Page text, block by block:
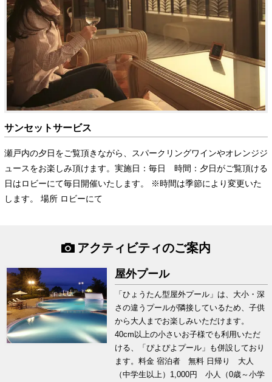
サンセットサービス
瀬戸内の夕日をご覧頂きながら、スパークリングワインやオレンジジ
ュースをお楽しみ頂けます。実施日：毎日 時間：夕日がご覧頂ける
日はロビーにて毎日開催いたします。 ※時間は季節により変更いた
します。 場所 ロビーにて
アクティビティのご案内
屋外プール
「ひょうたん型屋外プール」は、大小・深
さの違うプールが隣接しているため、子供
から大人までお楽しみいただけます。
40cm以上の小さいお子様でも利用いただ
ける、「ぴよぴよプール」も併設しており
ます。料金 宿泊者 無料 日帰り 大人
（中学生以上）1,000円 小人（0歳～小学